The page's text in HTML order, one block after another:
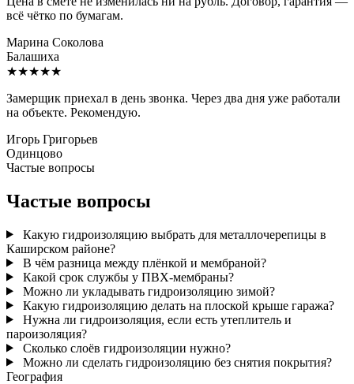
всё чётко по бумагам.
Марина Соколова
Балашиха
★★★★★
Замерщик приехал в день звонка. Через два дня уже работали
на объекте. Рекомендую.
Игорь Григорьев
Одинцово
Частые вопросы
Частые вопросы
Какую гидроизоляцию выбрать для металлочерепицы в
Каширском районе?
В чём разница между плёнкой и мембраной?
Какой срок службы у ПВХ-мембраны?
Можно ли укладывать гидроизоляцию зимой?
Какую гидроизоляцию делать на плоской крыше гаража?
Нужна ли гидроизоляция, если есть утеплитель и
пароизоляция?
Сколько слоёв гидроизоляции нужно?
Можно ли сделать гидроизоляцию без снятия покрытия?
География